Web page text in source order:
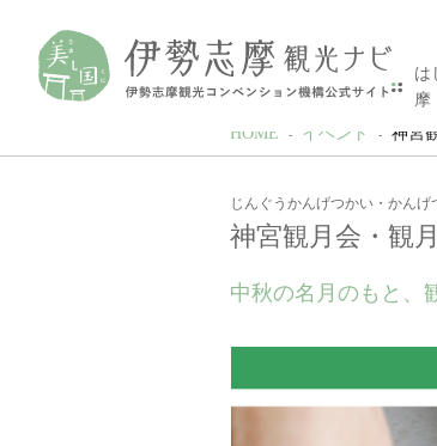
は
摩
HOME イベント 神宮
じんぐうかんげつかい・かんげ
神宮観月会・観
中秋の名月のもと、